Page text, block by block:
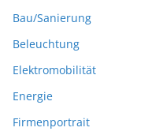
Bau/Sanierung
Beleuchtung
Elektromobilität
Energie
Firmenportrait